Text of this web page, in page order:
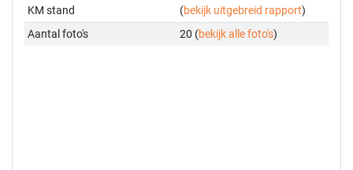
KM stand
(bekijk uitgebreid rapport)
Aantal foto's
20 (bekijk alle foto's)